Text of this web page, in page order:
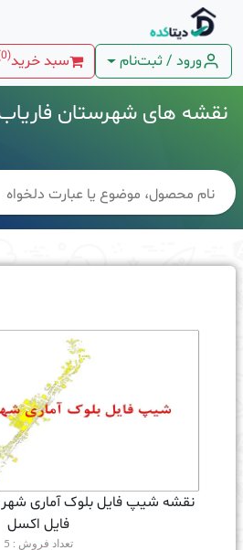
ورود / ثبت‌نام سبد خرید(
0
)
نقشه های شهرستان فاریاب
فايل اكسل
تعداد فروش : 5